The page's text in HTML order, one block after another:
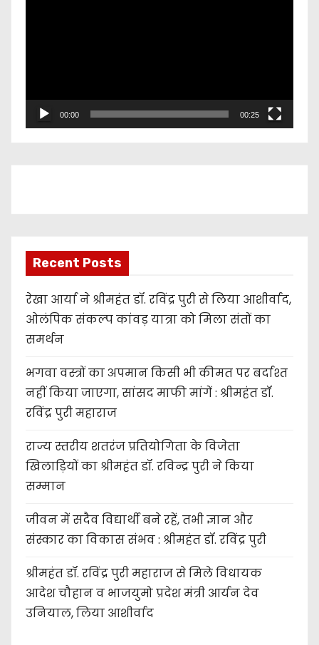
a
00:00 00:25
Recent Posts
रेखा आर्या ने श्रीमहंत डॉ. रविंद्र पुरी से लिया आशीर्वाद,
ओलंपिक संकल्प कांवड़ यात्रा को मिला संतों का
समर्थन
भगवा वस्त्रों का अपमान किसी भी कीमत पर बर्दाश्त
नहीं किया जाएगा, सांसद माफी मांगें : श्रीमहंत डॉ.
रविंद्र पुरी महाराज
राज्य स्तरीय शतरंज प्रतियोगिता के विजेता
खिलाड़ियों का श्रीमहंत डॉ. रविन्द्र पुरी ने किया
सम्मान
जीवन में सदैव विद्यार्थी बने रहें, तभी ज्ञान और
संस्कार का विकास संभव : श्रीमहंत डॉ. रविंद्र पुरी
श्रीमहंत डॉ. रविंद्र पुरी महाराज से मिले विधायक
आदेश चौहान व भाजयुमो प्रदेश मंत्री आर्यन देव
उनियाल, लिया आशीर्वाद